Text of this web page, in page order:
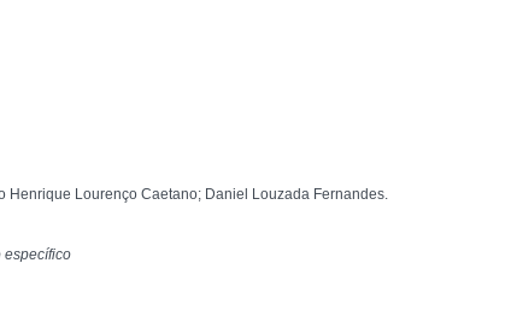
Henrique Lourenço Caetano; Daniel Louzada Fernandes.
específico